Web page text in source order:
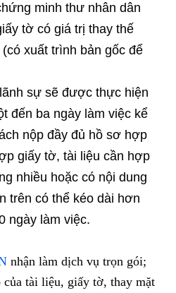
minh thư nhân dân
tờ có giá trị thay thế
xuất trình bản gốc để
sự sẽ được thực hiện
đến ba ngày làm việc kể
nộp đầy đủ hồ sơ hợp
giấy tờ, tài liệu cần hợp
nhiều hoặc có nội dung
trên có thể kéo dài hơn
ngày làm việc.
nhận làm dịch vụ trọn gói;
tài liệu, giấy tờ, thay mặt